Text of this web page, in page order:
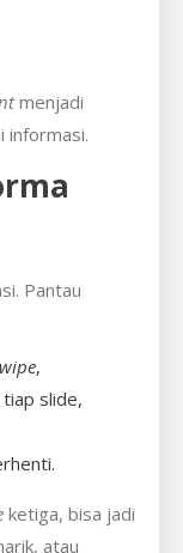
menjadi
informasi.
Pantau
,
slide,
ketiga, bisa jadi
atau